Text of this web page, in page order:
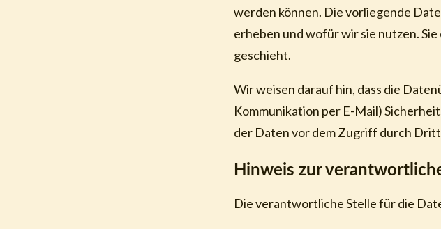
werden können. Die vorliegende
erheben und wofür wir sie nutzen.
geschieht.
Wir weisen darauf hin, dass die
Kommunikation per E-Mail)
der Daten vor dem Zugriff durch
Hinweis zur
Die verantwortliche Stelle für die